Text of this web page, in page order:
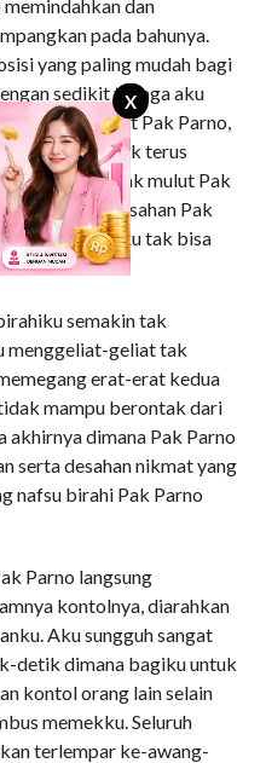
X
dan
pada bahunya.
yang paling mudah bagi
sedikit tenaga aku
ke mulut Pak Parno,
kelelahan untuk terus
suara kecipak mulut Pak
Dan desahan Pak
kemaluanku tak bisa
semakin tak
menggeliat-geliat tak
erat-erat kedua
mampu berontak dari
akhirnya dimana Pak Parno
serta desahan nikmat yang
nafsu birahi Pak Parno
Parno langsung
kontolnya, diarahkan
Aku sungguh sangat
detik dimana bagiku untuk
kontol orang lain selain
memekku. Seluruh
terlempar ke-awang-